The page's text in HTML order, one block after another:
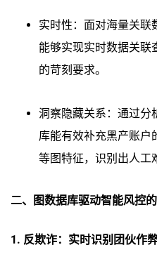
实时性：面对海量关联
能够实现实时数据关联
的苛刻要求。
洞察隐藏关系：通过分
库能有效补充黑产账户
等图特征，识别出人工
二、图数据库驱动智能风控
1. 反欺诈：实时识别团伙作